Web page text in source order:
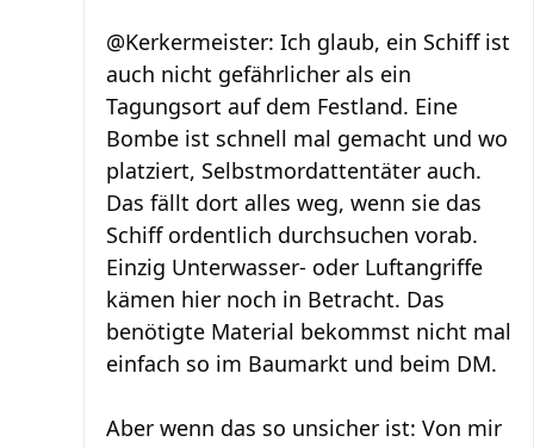
@Kerkermeister: Ich glaub, ein Schiff ist
auch nicht gefährlicher als ein
Tagungsort auf dem Festland. Eine
Bombe ist schnell mal gemacht und wo
platziert, Selbstmordattentäter auch.
Das fällt dort alles weg, wenn sie das
Schiff ordentlich durchsuchen vorab.
Einzig Unterwasser- oder Luftangriffe
kämen hier noch in Betracht. Das
benötigte Material bekommst nicht mal
einfach so im Baumarkt und beim DM.
Aber wenn das so unsicher ist: Von mir